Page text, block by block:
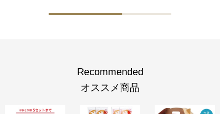
Recommended
オススメ商品